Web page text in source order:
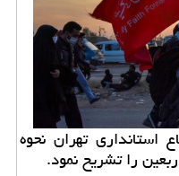
تهران نحوه
را تشریح نمود.